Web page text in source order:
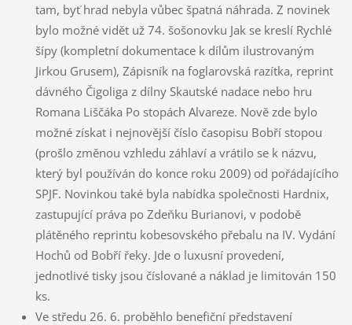
tam, byť hrad nebyla vůbec špatná náhrada. Z novinek
bylo možné vidět už 74. šošonovku Jak se kreslí Rychlé
šípy (kompletní dokumentace k dílům ilustrovaným
Jirkou Grusem), Zápisník na foglarovská razítka, reprint
dávného Čigoliga z dílny Skautské nadace nebo hru
Romana Liščáka Po stopách Alvareze. Nově zde bylo
možné získat i nejnovější číslo časopisu Bobří stopou
(prošlo změnou vzhledu záhlaví a vrátilo se k názvu,
který byl používán do konce roku 2009) od pořádajícího
SPJF. Novinkou také byla nabídka společnosti Hardnix,
zastupující práva po Zdeňku Burianovi, v podobě
plátěného reprintu kobesovského přebalu na IV. Vydání
Hochů od Bobří řeky. Jde o luxusní provedení,
jednotlivé tisky jsou číslované a náklad je limitován 150
ks.
Ve středu 26. 6. proběhlo benefiční představení